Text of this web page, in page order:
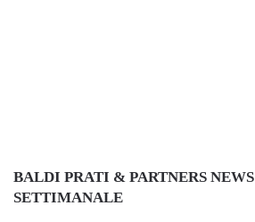
BALDI PRATI & PARTNERS NEWS
SETTIMANALE